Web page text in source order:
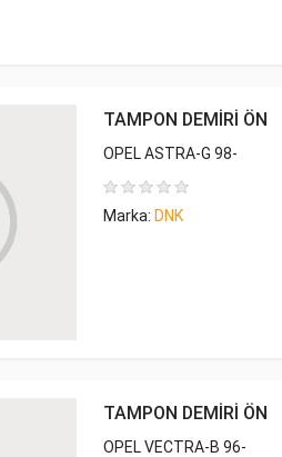
TAMPON DEMİRİ ÖN
OPEL ASTRA-G 98-
Marka: DNK
TAMPON DEMİRİ ÖN
OPEL VECTRA-B 96-